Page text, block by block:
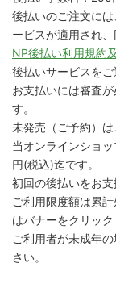
後払いのご注文には
ービスが適用され、
NP後払い利用規約
後払いサービスをご
お支払いには審査
す。
未発売（ご予約）は
当オンラインショ
円(税込)迄です。
初回の後払いをお
ご利用限度額は累
はバナーをクリック
ご利用者が未成年
さい。